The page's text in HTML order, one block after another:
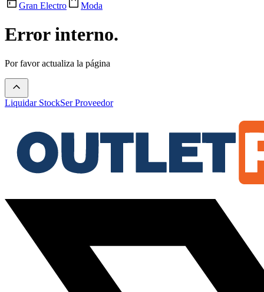
Gran Electro
Moda
Error interno.
Por favor actualiza la página
Liquidar StockSer Proveedor